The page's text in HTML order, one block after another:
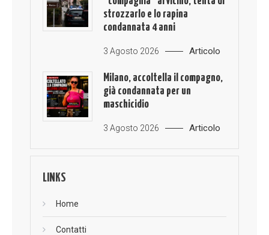
strozzarlo e lo rapina
condannata 4 anni
3 Agosto 2026 Articolo
Milano, accoltella il compagno,
già condannata per un
maschicidio
3 Agosto 2026 Articolo
LINKS
Home
Contatti